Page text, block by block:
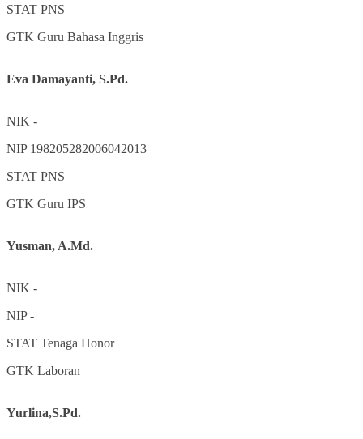
STAT PNS
GTK Guru Bahasa Inggris
Eva Damayanti, S.Pd.
NIK -
NIP 198205282006042013
STAT PNS
GTK Guru IPS
Yusman, A.Md.
NIK -
NIP-
STAT Tenaga Honor
GTK Laboran
Yurlina,S.Pd.